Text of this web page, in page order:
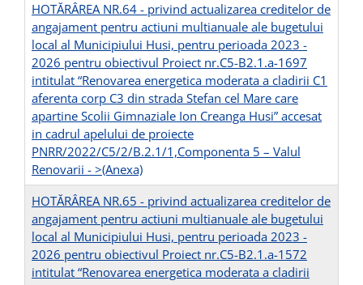
HOTĂRÂREA NR.64 - privind actualizarea creditelor de
angajament pentru actiuni multianuale ale bugetului
local al Municipiului Husi, pentru perioada 2023 -
2026 pentru obiectivul Proiect nr.C5-B2.1.a-1697
intitulat “Renovarea energetica moderata a cladirii C1
aferenta corp C3 din strada Stefan cel Mare care
apartine Scolii Gimnaziale Ion Creanga Husi” accesat
in cadrul apelului de proiecte
PNRR/2022/C5/2/B.2.1/1,Componenta 5 – Valul
Renovarii - >(Anexa)
HOTĂRÂREA NR.65 - privind actualizarea creditelor de
angajament pentru actiuni multianuale ale bugetului
local al Municipiului Husi, pentru perioada 2023 -
2026 pentru obiectivul Proiect nr.C5-B2.1.a-1572
intitulat “Renovarea energetica moderata a cladirii